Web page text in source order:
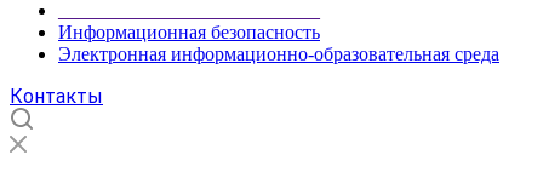
Информационная безопасность
Электронная информационно-образовательная среда
Контакты